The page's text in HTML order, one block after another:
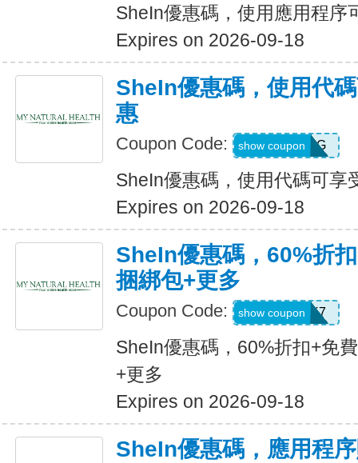
SheIn優惠碼，使用應用程序
Expires on 2026-09-18
SheIn優惠碼，使用代
惠
Coupon Code: 9N6U25G
show coupon
SheIn優惠碼，使用代碼可享
Expires on 2026-09-18
SheIn優惠碼，60%折
捆綁包+更多
Coupon Code: HBPK7
show coupon
SheIn優惠碼，60%折扣+免
+更多
Expires on 2026-09-18
SheIn優惠碼，應用程